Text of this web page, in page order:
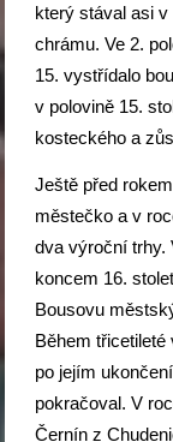
který stával asi
chrámu. Ve 2.
15. vystřídalo
v polovině 15.
kosteckého a
Ještě před
městečko a v
dva výroční trhy.
koncem 16.
Bousovu
Během
po jejím
pokračoval. V
Černín z